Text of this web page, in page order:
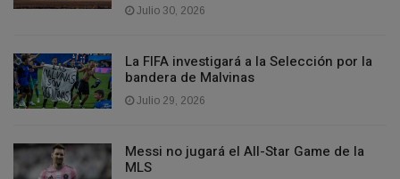
Julio 30, 2026
La FIFA investigará a la Selección por la
bandera de Malvinas
Julio 29, 2026
Messi no jugará el All-Star Game de la
MLS